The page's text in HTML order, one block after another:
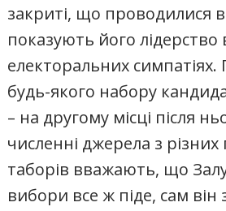
закриті, що проводилися
показують його лідерство
електоральних
будь-якого набору
– на другому місці після
численні джерела з різних
таборів вважають, що
вибори все ж піде, сам він